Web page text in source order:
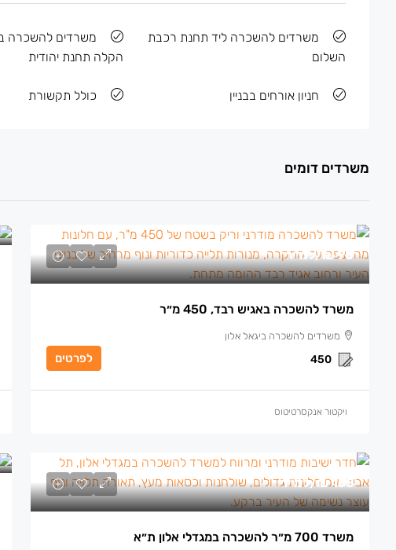
משרדים להשכרה ליד תחנת רכבת
השלום
משרדים להשכרה
הקלה תחנת יהודית
חניון אורחים בבניין כולל תקשורת
משרדים דומים
90 ₪ /למ״ר
משרד להשכרה באגיש רבד, 450 מ״ר
משרדים להשכרה ביגאל אלון
450 לפרטים
ויקטור אנקסרטיטוס
165 ₪ /למ״ר
משרד 700 מ״ר להשכרה במגדלי אלון ת״א